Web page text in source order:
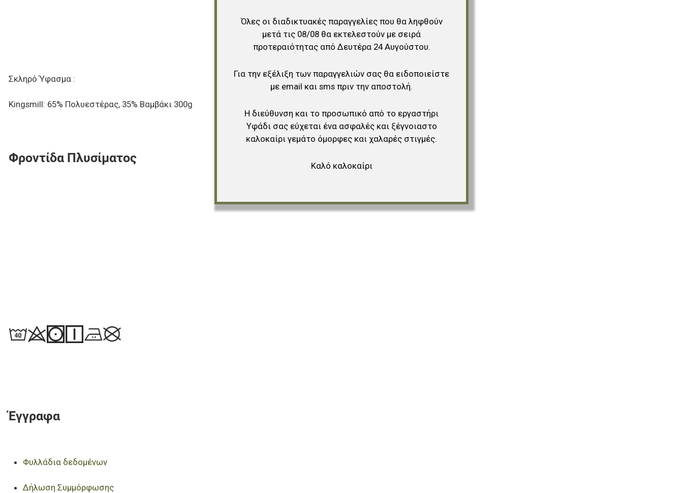
Σκληρό Ύφασμα :
Kingsmill: 65% Πολυεστέρας, 35% Βαμβάκι 300g
Φροντίδα Πλυσίματος
Έγγραφα
Φυλλάδια δεδομένων
Δήλωση Συμμόρφωσης
Όλες οι διαδικτυακές παραγγελίες που θα ληφθούν
μετά τις 08/08 θα εκτελεστούν με σειρά
προτεραιότητας από Δευτέρα 24 Αυγούστου.
Για την εξέλιξη των παραγγελιών σας θα ειδοποιείστε
με email και sms πριν την αποστολή.
Η διεύθυνση και το προσωπικό από το εργαστήρι
Υφάδι σας εύχεται ένα ασφαλές και ξέγνοιαστο
καλοκαίρι γεμάτο όμορφες και χαλαρές στιγμές.
Καλό καλοκαίρι